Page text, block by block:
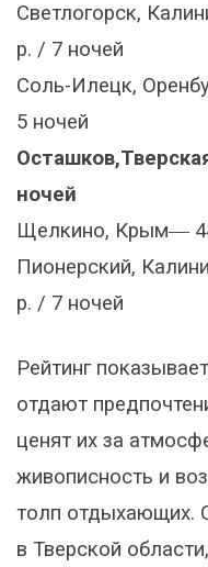
Светлогорск,
р. / 7 ночей
Соль-Илецк,
5 ночей
ночей
Щелкино, Крым―
Пионерский,
р. / 7 ночей
Рейтинг
отдают
ценят их за
живописность и
толп отдыхающих.
в Тверской